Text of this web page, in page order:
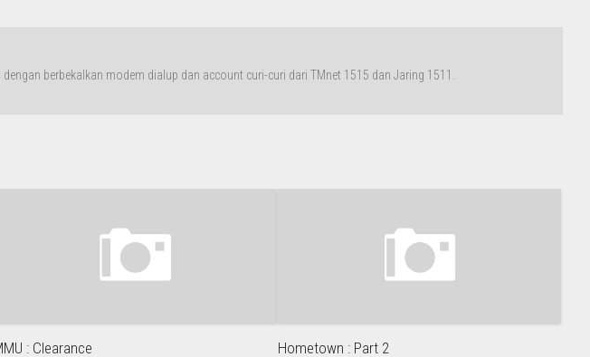
berbekalkan modem dialup dan account curi-curi dari TMnet 1515 dan Jaring 1511.
: Clearance Hometown : Part 2